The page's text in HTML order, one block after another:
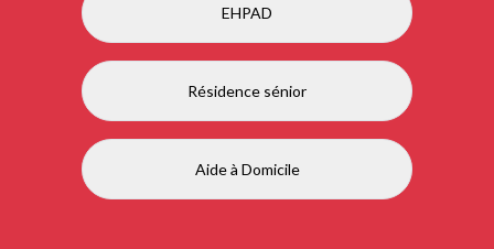
EHPAD
Résidence sénior
Aide à Domicile